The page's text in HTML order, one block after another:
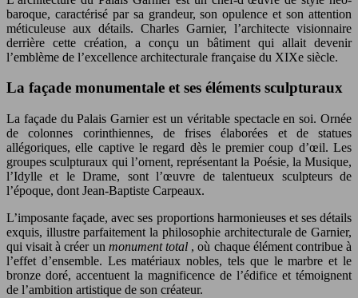
baroque, caractérisé par sa grandeur, son opulence et son attention
méticuleuse aux détails. Charles Garnier, l’architecte visionnaire
derrière cette création, a conçu un bâtiment qui allait devenir
l’emblème de l’excellence architecturale française du XIXe siècle.
La façade monumentale et ses éléments sculpturaux
La façade du Palais Garnier est un véritable spectacle en soi. Ornée
de colonnes corinthiennes, de frises élaborées et de statues
allégoriques, elle captive le regard dès le premier coup d’œil. Les
groupes sculpturaux qui l’ornent, représentant la Poésie, la Musique,
l’Idylle et le Drame, sont l’œuvre de talentueux sculpteurs de
l’époque, dont Jean-Baptiste Carpeaux.
L’imposante façade, avec ses proportions harmonieuses et ses détails
exquis, illustre parfaitement la philosophie architecturale de Garnier,
qui visait à créer un monument total , où chaque élément contribue à
l’effet d’ensemble. Les matériaux nobles, tels que le marbre et le
bronze doré, accentuent la magnificence de l’édifice et témoignent
de l’ambition artistique de son créateur.